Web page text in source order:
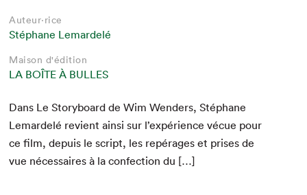
Auteur·rice
Stéphane Lemardelé
Maison d'édition
LA BOÎTE À BULLES
Dans Le Sto­ry­board de Wim Wen­ders, Stéphane
Lemardelé revient ain­si sur l’expérience vécue pour
ce film, depuis le script, les repérages et pris­es de
vue néces­saires à la con­fec­tion du […]